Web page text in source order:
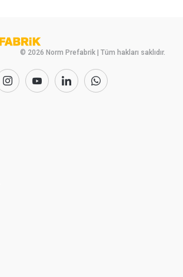
© 2026 Norm Prefabrik | Tüm hakları saklıdır.